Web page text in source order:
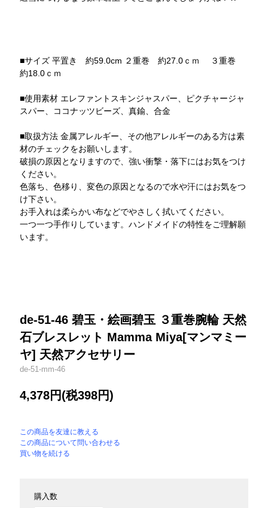
■サイズ 平置き 約59.0cm ２重巻 約27.0ｃｍ ３重巻
約18.0ｃｍ
■使用素材 エレファントスキンジャスパー、ピクチャージャ
スパー、ココナッツビーズ、真鍮、合金
■取扱方法 金属アレルギー、その他アレルギーのある方は素
材のチェックをお願いします。
破損の原因となりますので、強い衝撃・落下にはお気をつけ
ください。
色落ち、色移り、変色の原因となるので水や汗にはお気をつ
け下さい。
お手入れは柔らかい布などでやさしく拭いてください。
一つ一つ手作りしています。ハンドメイドの特性をご理解願
います。
de-51-46 碧玉・絵画碧玉 ３重巻腕輪 天然
石ブレスレット Mamma Miya[マンマミー
ヤ] 天然アクセサリー
de-51-mm-46
4,378円(税398円)
この商品を友達に教える
この商品について問い合わせる
買い物を続ける
購入数